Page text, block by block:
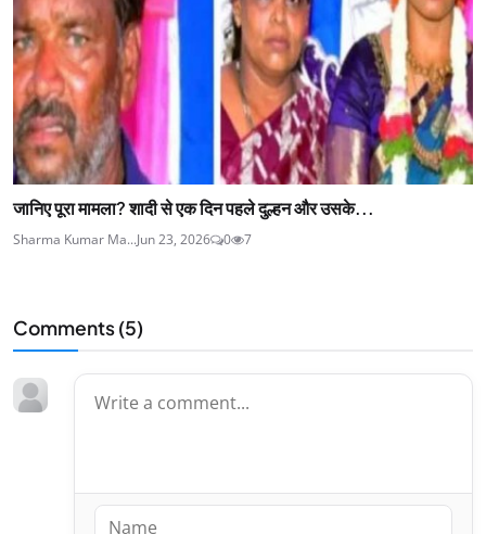
जानिए पूरा मामला? शादी से एक दिन पहले दुल्हन और उसके...
Sharma Kumar Ma...Jun 23, 2026 0 7
Comments (5)